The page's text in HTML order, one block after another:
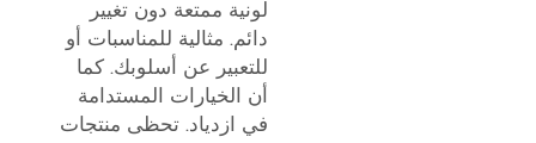
لونية ممتعة دون تغيير
دائم. مثالية للمناسبات أو
للتعبير عن أسلوبك. كما
أن الخيارات المستدامة
في ازدياد. تحظى منتجات